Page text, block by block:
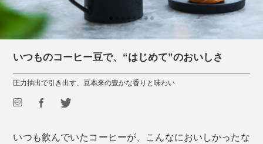
いつものコーヒー豆で、“はじめて”のおいしさ
圧力抽出で引き出す、豆本来の豊かな香りと味わい
いつも飲んでいたコーヒーが、こんなにおいしかったな